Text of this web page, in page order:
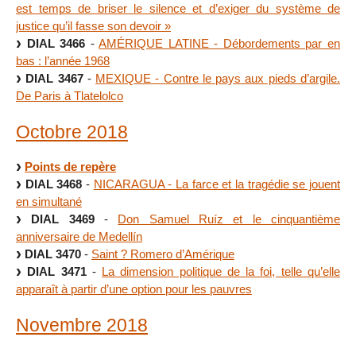
est temps de briser le silence et d’exiger du système de
justice qu’il fasse son devoir »
DIAL 3466 -AMÉRIQUE LATINE - Débordements par en
bas : l’année 1968
DIAL 3467- MEXIQUE - Contre le pays aux pieds d’argile.
De Paris à Tlatelolco
Octobre 2018
Points de repère
DIAL 3468 - NICARAGUA - La farce et la tragédie se jouent
en simultané
DIAL 3469- Don Samuel Ruíz et le cinquantième
anniversaire de Medellín
DIAL 3470 - Saint ? Romero d’Amérique
DIAL 3471- La dimension politique de la foi, telle qu’elle
apparaît à partir d’une option pour les pauvres
Novembre 2018